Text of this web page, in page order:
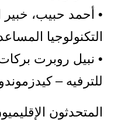
• أحمد حبيب،
التكنولوجيا
• نبيل روبرت
للترفيه –
المتحدثون